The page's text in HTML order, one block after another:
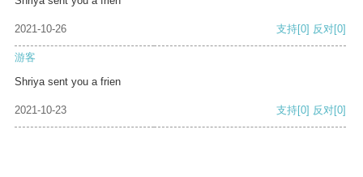
2021-10-26 支持[0] 反对[0]
游客
Shriya sent you a frien
2021-10-23 支持[0] 反对[0]